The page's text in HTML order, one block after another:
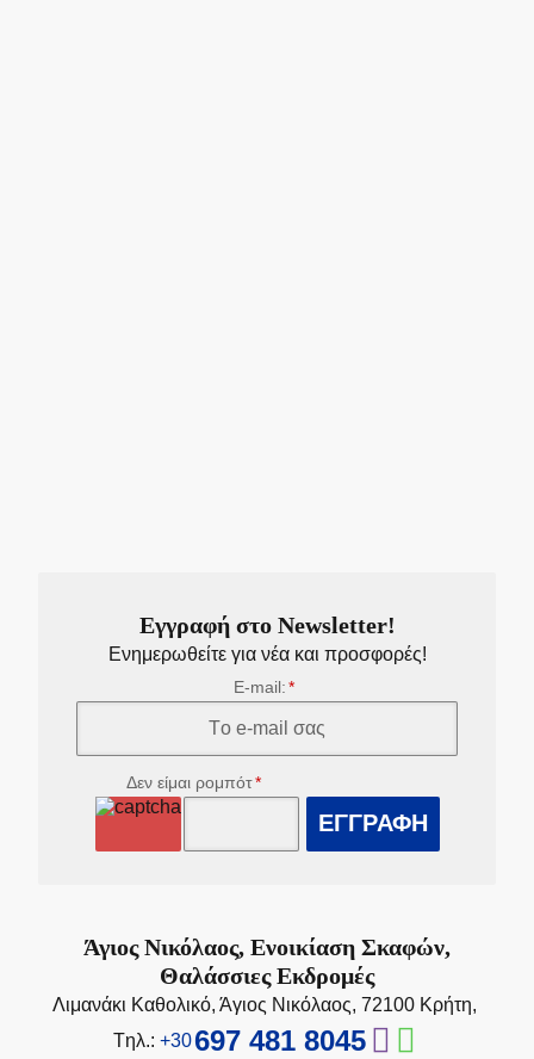
Εγγραφή στο Newsletter!
Ενημερωθείτε για νέα και προσφορές!
E-mail:
Δεν είμαι ρομπότ
ΕΓΓΡΑΦΗ
Άγιος Νικόλαος, Ενοικίαση Σκαφών,
Θαλάσσιες Εκδρομές
Λιμανάκι Καθολικό, Άγιος Νικόλαος, 72100 Κρήτη,
Tηλ.: +30697 481 8045